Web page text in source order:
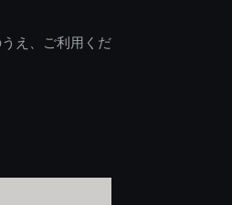
え、ご利用くだ